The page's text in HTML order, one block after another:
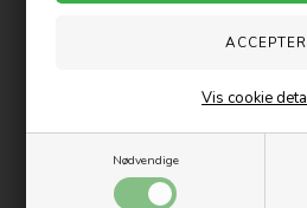
Nødvendige
Vis cookie
Trocken Guld sekt vin, 0,75 l. i
Guldbarre Gaveæske